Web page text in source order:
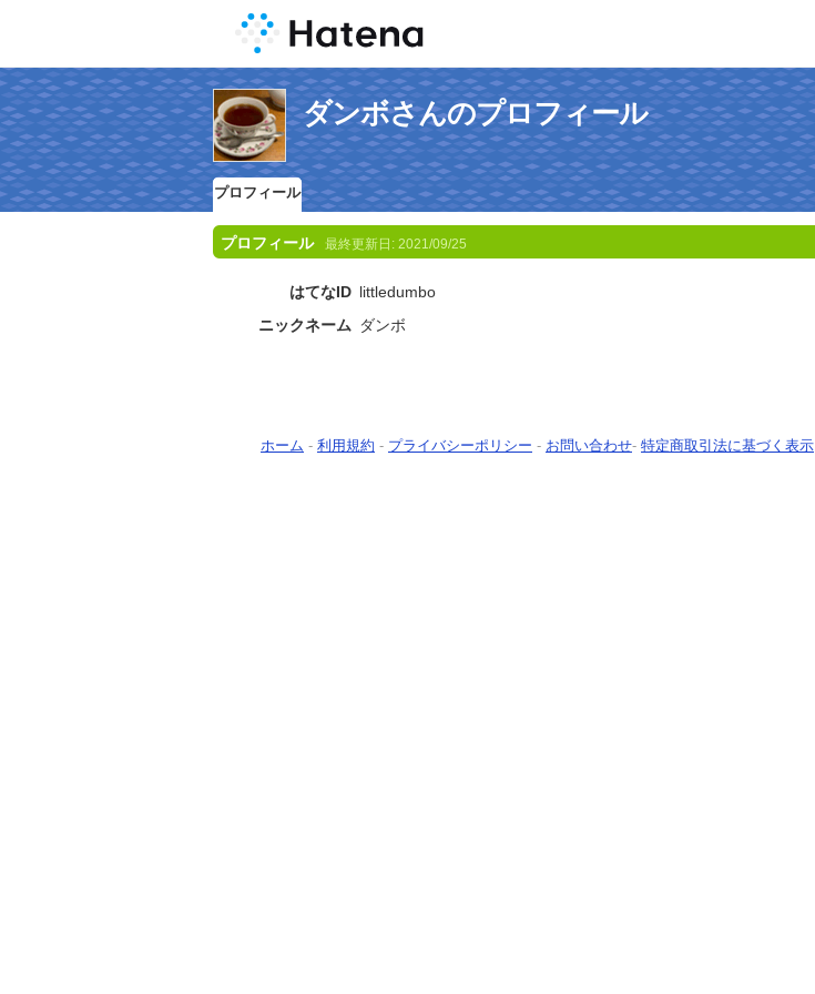
ダンボさんのプロフィール
プロフィール
プロフィール 最終更新日: 2021/09/25
はてなID littledumbo
ニックネーム ダンボ
ホーム - 利用規約 - プライバシーポリシー - お問い合わせ- 特定商取引法に基づく表示